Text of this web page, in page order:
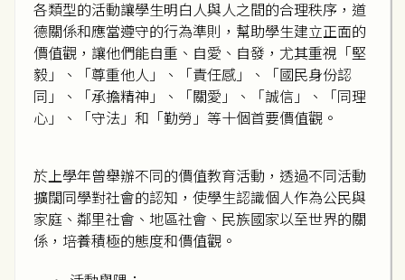
各類型的活動讓學生明白人與人之間的合理秩序，道
德關係和應當遵守的行為準則，幫助學生建立正面的
價值觀，讓他們能自重、自愛、自發，尤其重視「堅
毅」、「尊重他人」、「責任感」、「國民身份認
同」、「承擔精神」、「關愛」、「誠信」、「同理
心」、「守法」和「勤勞」等十個首要價值觀。
於上學年曾舉辦不同的價值教育活動，透過不同活動
擴闊同學對社會的認知，使學生認識個人作為公民與
家庭、鄰里社會、地區社會、民族國家以至世界的關
係，培養積極的態度和價值觀。